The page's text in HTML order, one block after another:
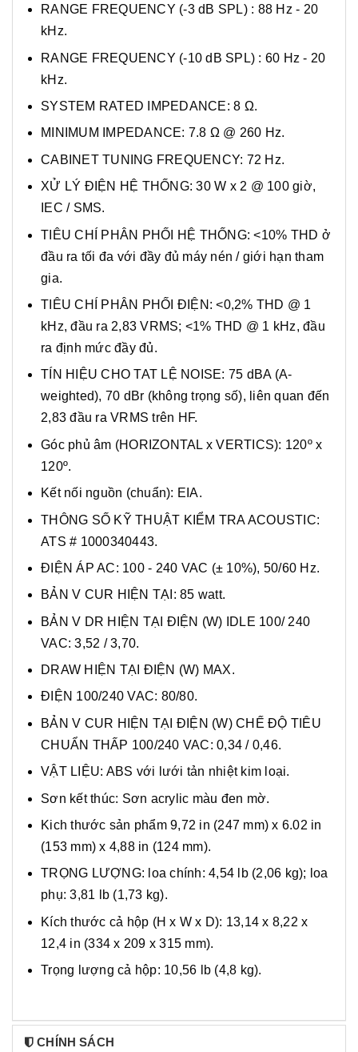
RANGE FREQUENCY (-3 dB SPL) : 88 Hz - 20
kHz.
RANGE FREQUENCY (-10 dB SPL) : 60 Hz - 20
kHz.
SYSTEM RATED IMPEDANCE: 8 Ω.
MINIMUM IMPEDANCE: 7.8 Ω @ 260 Hz.
CABINET TUNING FREQUENCY: 72 Hz.
XỬ LÝ ĐIỆN HỆ THỐNG: 30 W x 2 @ 100 giờ,
IEC / SMS.
TIÊU CHÍ PHÂN PHỐI HỆ THỐNG: <10% THD ở
đầu ra tối đa với đầy đủ máy nén / giới hạn tham
gia.
TIÊU CHÍ PHÂN PHỐI ĐIỆN: <0,2% THD @ 1
kHz, đầu ra 2,83 VRMS; <1% THD @ 1 kHz, đầu
ra định mức đầy đủ.
TÍN HIỆU CHO TAT LỆ NOISE: 75 dBA (A-
weighted), 70 dBr (không trọng số), liên quan đến
2,83 đầu ra VRMS trên HF.
Góc phủ âm (HORIZONTAL x VERTICS): 120º x
120º.
Kết nối nguồn (chuẩn): EIA.
THÔNG SỐ KỸ THUẬT KIỂM TRA ACOUSTIC:
ATS # 1000340443.
ĐIỆN ÁP AC: 100 - 240 VAC (± 10%), 50/60 Hz.
BẢN V CUR HIỆN TẠI: 85 watt.
BẢN V DR HIỆN TẠI ĐIỆN (W) IDLE 100/ 240
VAC: 3,52 / 3,70.
DRAW HIỆN TẠI ĐIỆN (W) MAX.
ĐIỆN 100/240 VAC: 80/80.
BẢN V CUR HIỆN TẠI ĐIỆN (W) CHẾ ĐỘ TIÊU
CHUẨN THẤP 100/240 VAC: 0,34 / 0,46.
VẬT LIỆU: ABS với lưới tản nhiệt kim loại.
Sơn kết thúc: Sơn acrylic màu đen mờ.
Kich thước sản phẩm 9,72 in (247 mm) x 6.02 in
(153 mm) x 4,88 in (124 mm).
TRỌNG LƯỢNG: loa chính: 4,54 lb (2,06 kg); loa
phụ: 3,81 lb (1,73 kg).
Kích thước cả hộp (H x W x D): 13,14 x 8,22 x
12,4 in (334 x 209 x 315 mm).
Trọng lượng cả hộp: 10,56 lb (4,8 kg).
CHÍNH SÁCH